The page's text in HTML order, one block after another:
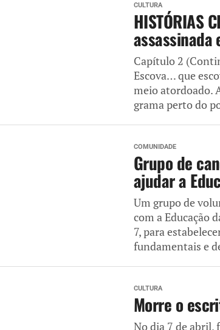
CULTURA
HISTÓRIAS
Capítulo 2
Escova… que
meio atordoado.
grama perto do
COMUNIDADE
Grupo de
ajudar a
Um grupo de
com a Educação
7, para
fundamentais e
CULTURA
Morre o
No dia 7 de abril,